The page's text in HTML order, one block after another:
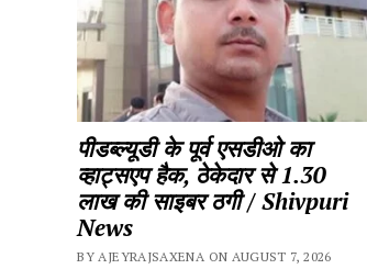
पीडब्ल्यूडी के पूर्व एसडीओ का
व्हाट्सएप हैक, ठेकेदार से 1.30
लाख की साइबर ठगी / Shivpuri
News
BY AJEYRAJSAXENA ON AUGUST 7, 2026